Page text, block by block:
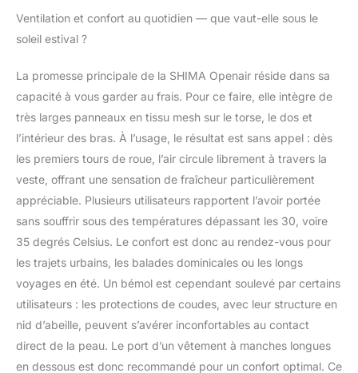
que 1400 g, vous
une.
Ventilation et confort au quotidien — que vaut-elle sous le
soleil estival ?
La promesse principale de la SHIMA Openair réside dans sa
capacité à vous garder au frais. Pour ce faire, elle intègre de
très larges panneaux en tissu mesh sur le torse, le dos et
l’intérieur des bras. À l’usage, le résultat est sans appel : dès
les premiers tours de roue, l’air circule librement à travers la
veste, offrant une sensation de fraîcheur particulièrement
appréciable. Plusieurs utilisateurs rapportent l’avoir portée
sans souffrir sous des températures dépassant les 30, voire
35 degrés Celsius. Le confort est donc au rendez-vous pour
les trajets urbains, les balades dominicales ou les longs
voyages en été. Un bémol est cependant soulevé par certains
utilisateurs : les protections de coudes, avec leur structure en
nid d’abeille, peuvent s’avérer inconfortables au contact
direct de la peau. Le port d’un vêtement à manches longues
en dessous est donc recommandé pour un confort optimal. Ce